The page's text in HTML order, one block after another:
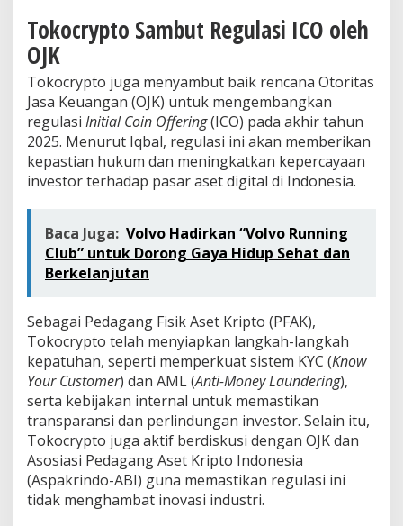
Tokocrypto Sambut Regulasi ICO oleh
OJK
Tokocrypto juga menyambut baik rencana Otoritas
Jasa Keuangan (OJK) untuk mengembangkan
regulasi Initial Coin Offering(ICO) pada akhir tahun
2025. Menurut Iqbal, regulasi ini akan memberikan
kepastian hukum dan meningkatkan kepercayaan
investor terhadap pasar aset digital di Indonesia.
Baca Juga: Volvo Hadirkan “Volvo Running
Club” untuk Dorong Gaya Hidup Sehat dan
Berkelanjutan
Sebagai Pedagang Fisik Aset Kripto (PFAK),
Tokocrypto telah menyiapkan langkah-langkah
kepatuhan, seperti memperkuat sistem KYC (Know
Your Customer) dan AML (Anti-Money Laundering),
serta kebijakan internal untuk memastikan
transparansi dan perlindungan investor. Selain itu,
Tokocrypto juga aktif berdiskusi dengan OJK dan
Asosiasi Pedagang Aset Kripto Indonesia
(Aspakrindo-ABI) guna memastikan regulasi ini
tidak menghambat inovasi industri.